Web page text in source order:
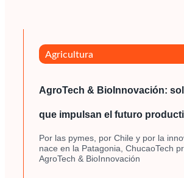
Agricultura
AgroTech & BioInnovación:
que impulsan el futuro
Por las pymes, por Chile y por la
nace en la Patagonia, ChucaoTech
AgroTech & BioInnovación